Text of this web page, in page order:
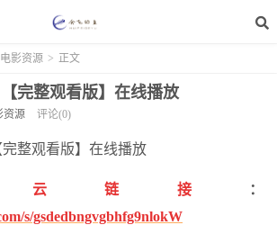
电影资源 > 正文
【完整观看版】在线播放
资源 评论(0)
完整观看版】在线播放
云链接
：
s/gsdedbngvgbhfg9nlokW